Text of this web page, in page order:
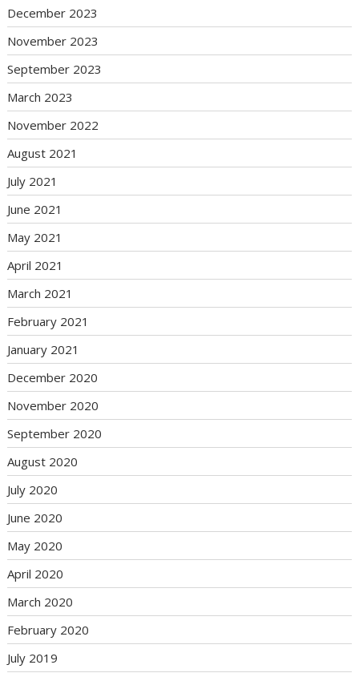
December 2023
November 2023
September 2023
March 2023
November 2022
August 2021
July 2021
June 2021
May 2021
April 2021
March 2021
February 2021
January 2021
December 2020
November 2020
September 2020
August 2020
July 2020
June 2020
May 2020
April 2020
March 2020
February 2020
July 2019